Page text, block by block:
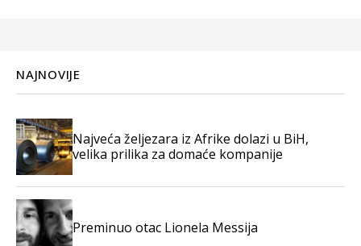
NAJNOVIJE
Najveća željezara iz Afrike dolazi u BiH,
velika prilika za domaće kompanije
Preminuo otac Lionela Messija